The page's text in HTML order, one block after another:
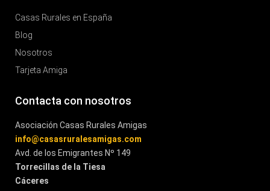
Casas Rurales en España
Blog
Nosotros
Tarjeta Amiga
Contacta con nosotros
Asociación Casas Rurales Amigas
info@casasruralesamigas.com
Avd. de los Emigrantes Nº 149
Torrecillas de la Tiesa
Cáceres